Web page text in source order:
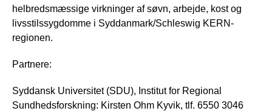
helbredsmæssige virkninger af søvn, arbejde, kost og
livsstilssygdomme i Syddanmark/Schleswig KERN-
regionen.
Partnere:
Syddansk Universitet (SDU), Institut for Regional
Sundhedsforskning: Kirsten Ohm Kyvik, tlf. 6550 3046